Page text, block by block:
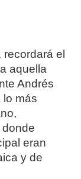
recordará el
aquella
Andrés
lo más
eran
y de